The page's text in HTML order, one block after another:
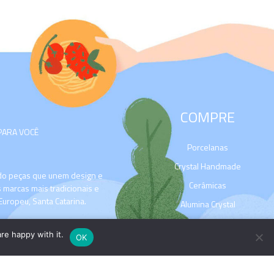
VOCÊ
peças que unem design e
mais tradicionais e
Santa Catarina.
COMPRE
Porcelanas
Crystal Handmade
Cerâmicas
Alumina Crystal
Cookware
happy with it. OK